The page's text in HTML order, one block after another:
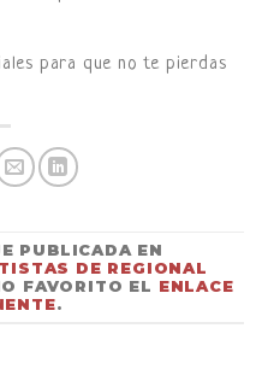
para que no te pierdas
PUBLICADA EN
DE REGIONAL
FAVORITO EL ENLACE
.